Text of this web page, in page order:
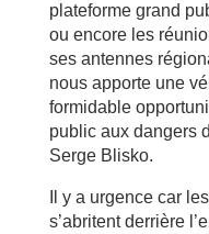
plateforme grand
ou encore les
ses antennes
nous apporte une
formidable
public aux dangers
Serge Blisko.
Il y a urgence car
s’abritent derrière